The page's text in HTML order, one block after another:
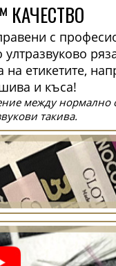
КАЧЕСТВО
с
етикетите,
и къса!
между нормално
такива.